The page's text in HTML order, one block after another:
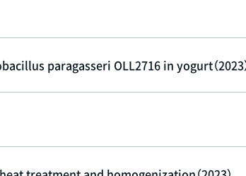
paragasseri OLL2716 in yogurt（2023